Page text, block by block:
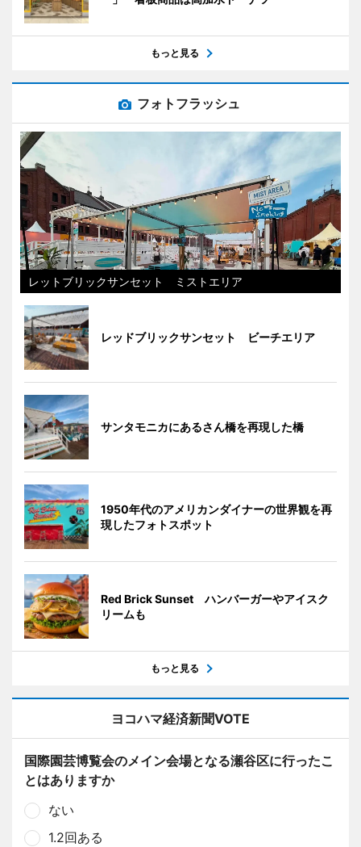
もっと見る
フォトフラッシュ
レットブリックサンセット ミストエリア
レッドブリックサンセット ビーチエリア
サンタモニカにあるさん橋を再現した橋
1950年代のアメリカンダイナーの世界観を再
現したフォトスポット
Red Brick Sunset ハンバーガーやアイスク
リームも
もっと見る
ヨコハマ経済新聞VOTE
国際園芸博覧会のメイン会場となる瀬谷区に行ったこ
とはありますか
ない
1.2回ある